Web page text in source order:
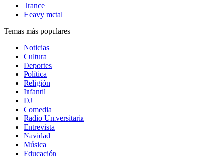
Trance
Heavy metal
Temas más populares
Noticias
Cultura
Deportes
Política
Religión
Infantil
DJ
Comedia
Radio Universitaria
Entrevista
Navidad
Música
Educación